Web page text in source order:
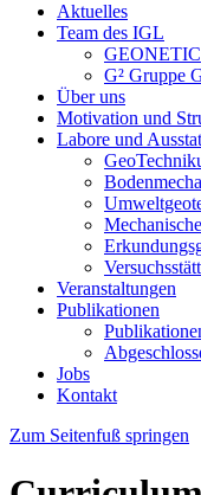
Aktuelles
Team des IGL
GEONETIC
G² Gruppe
Über uns
Motivation und
Labore und
Veranstaltungen
Publikationen
Jobs
Kontakt
Zum Seitenfuß springen